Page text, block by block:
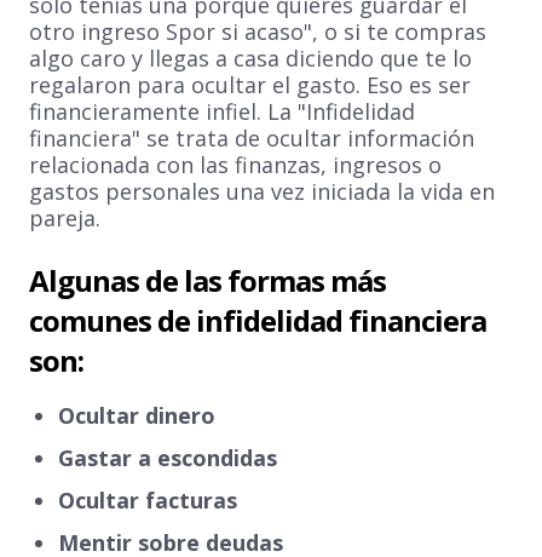
otro ingreso Spor si acaso", o si te compras
algo caro y llegas a casa diciendo que te lo
regalaron para ocultar el gasto. Eso es ser
financieramente infiel. La "Infidelidad
financiera" se trata de ocultar información
relacionada con las finanzas, ingresos o
gastos personales una vez iniciada la vida en
pareja.
Algunas de las formas más
comunes de infidelidad financiera
son:
Ocultar dinero
Gastar a escondidas
Ocultar facturas
Mentir sobre deudas